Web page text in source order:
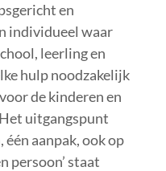
en
individueel waar
leerling en
hulp noodzakelijk
de kinderen en
uitgangspunt
één aanpak, ook op
persoon’ staat